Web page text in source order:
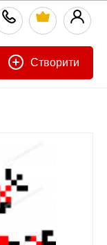
Створити